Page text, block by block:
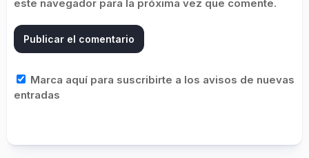
este navegador para la próxima vez que comente.
Marca aquí para suscribirte a los avisos de nuevas
entradas